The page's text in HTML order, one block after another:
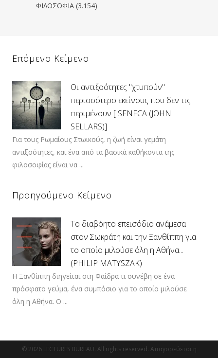
ΦΙΛΟΣΟΦΙΑ (3.154)
Επόμενο Κείμενο
Οι αντιξοότητες "χτυπούν"
περισσότερο εκείνους που δεν τις
περιμένουν [ SENECA (JOHN
SELLARS)]
Για τους Ρωμαίους Στωικούς, η ζωή είναι γεμάτη
αντιξοότητες, και ένα από τα βασικά καθήκοντα της
φιλοσοφίας είναι να ...
Προηγούμενο Κείμενο
Το διαβόητο επεισόδιο ανάμεσα
στον Σωκράτη και την Ξανθίππη για
το οποίο μιλούσε όλη η Αθήνα...
(PHILIP MATYSZAK)
Η Ξανθίππη διηγείται στη Φαίδρα τι συνέβη σε ένα
πρόσφατο γεύμα, ένα συμπόσιο για το οποίο μιλούσε
όλη η Αθήνα. Ο ...
© 2026 LECTURES BUREAU. All rights reserved. Απαγορεύεται η